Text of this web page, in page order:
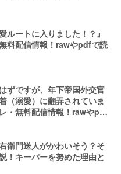
ルートに入りました！？』
料配信情報！rawやpdfで読
ずですが、年下帝国外交官
（溺愛）に翻弄されていま
・無料配信情報！rawやpdf
衛門送人がかわいそう？そ
！キーパーを努めた理由と